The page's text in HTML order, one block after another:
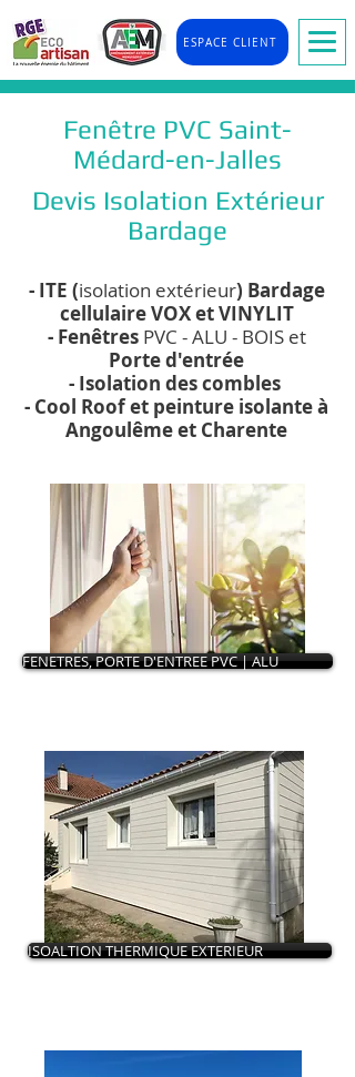
ESPACE CLIENT
Fenêtre PVC Saint-
Médard-en-Jalles
Devis Isolation Extérieur
Bardage
- ITE (isolation extérieur) Bardage​
cellulaire VOX et VINYLIT
- Fenêtres PVC - ALU - BOIS et
Porte d'entrée
- Isolation des combles
- Cool Roof et peinture isolante à
Angoulême et Charente
FENETRES, PORTE D'ENTREE PVC | ALU
ISOALTION THERMIQUE EXTERIEUR